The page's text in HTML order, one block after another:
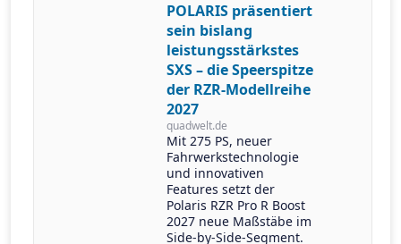
POLARIS präsentiert
sein bislang
leistungsstärkstes
SXS – die Speerspitze
der RZR-Modellreihe
2027
quadwelt.de
Mit 275 PS, neuer
Fahrwerkstechnologie
und innovativen
Features setzt der
Polaris RZR Pro R Boost
2027 neue Maßstäbe im
Side-by-Side-Segment.